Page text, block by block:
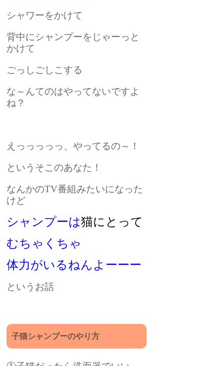
シャワーをかけて
背中にシャンプーをじゃーっと
かけて
ごっしごしこする
な～んてのはやってないですよ
ね？
えっっっっっ、やってるの～！
というそこのあなた！
なんかのTV番組みたいになった
けど
シャンプーは猫にとって
むちゃくちゃ
体力がいるねんよーーー
というお話
子猫シャンプーのやり方